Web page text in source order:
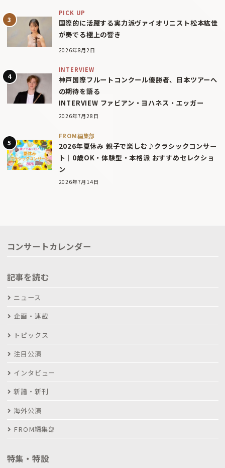
PICK UP
国際的に活躍する実力派ヴァイオリニスト松本紘佳
が奏でる極上の響き
2026年8月2日
INTERVIEW
神戸国際フルートコンクール優勝者、日本ツアーへ
の期待を語る
INTERVIEW ファビアン・ヨハネス・エッガー
2026年7月28日
FROM編集部
2026年夏休み 親子で楽しむ♪クラシックコンサー
ト｜0歳OK・体験型・本格派 おすすめセレクショ
ン
2026年7月14日
コンサートカレンダー
記事を読む
ニュース
企画・連載
トピックス
注目公演
インタビュー
新譜・新刊
海外公演
FROM編集部
特集・特設